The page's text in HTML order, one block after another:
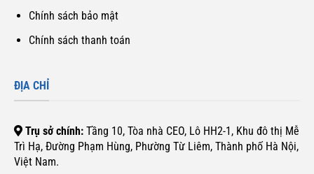
Chính sách bảo mật
Chính sách thanh toán
ĐỊA CHỈ
Trụ sở chính: Tầng 10, Tòa nhà CEO, Lô HH2-1, Khu đô thị Mễ
Trì Hạ, Đường Phạm Hùng, Phường Từ Liêm, Thành phố Hà Nội,
Việt Nam.